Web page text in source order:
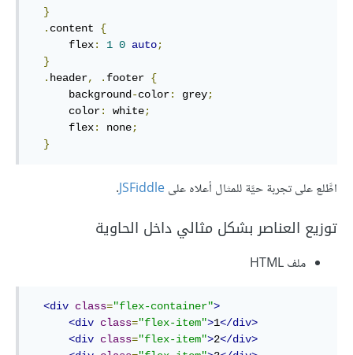
}
. content {
      flex
: 1 0 auto;
}
. header, . footer {
      background
-color: grey;
      color
: white;
      flex
: none;
}
اطَّلع على تجربة حيَّة للمثال أعلاه علىJSFiddle
.
توزيع العناصر بشكل مثالي داخل الحاوية
ملف HTML
<div class="flex-container">
<div class="flex-item">1</div>
<div class="flex-item">2</div>